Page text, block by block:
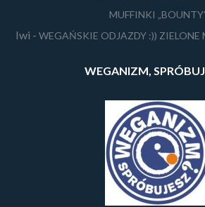
MUFFINKI
Iwi - WEGAŃSKIE ODJAZDY :)) ZIELONE
WEGANIZM,